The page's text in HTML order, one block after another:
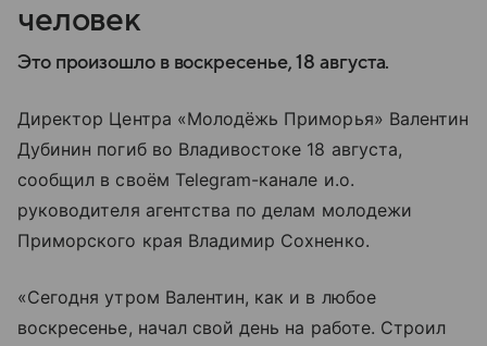
человек
Это произошло в воскресенье, 18 августа.
Директор Центра «Молодёжь Приморья» Валентин
Дубинин погиб во Владивостоке 18 августа,
сообщил в своём Telegram-канале и.о.
руководителя агентства по делам молодежи
Приморского края Владимир Сохненко.
«Сегодня утром Валентин, как и в любое
воскресенье, начал свой день на работе. Строил